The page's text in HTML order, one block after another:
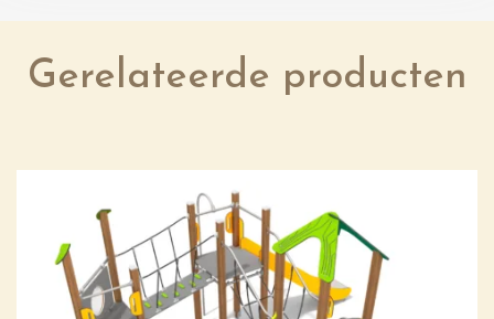
Gerelateerde producten